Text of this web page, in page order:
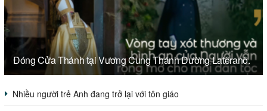
Đóng Cửa Thánh tại Vương Cung Thánh Đường Latêranô.
Nhiều người trẻ Anh đang trở lại với tôn giáo